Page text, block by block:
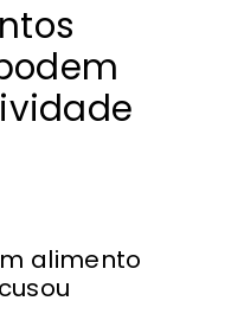
alimento